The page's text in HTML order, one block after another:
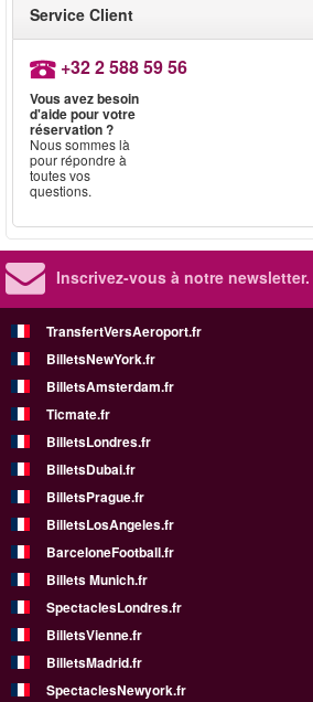
Service Client
+32 2 588 59 56
Vous avez besoin
d'aide pour votre
réservation ?
Nous sommes là
pour répondre à
toutes vos
questions.
Inscrivez-vous à notre
TransfertVersAeroport.fr
BilletsNewYork.fr
BilletsAmsterdam.fr
Ticmate.fr
BilletsLondres.fr
BilletsDubai.fr
BilletsPrague.fr
BilletsLosAngeles.fr
BarceloneFootball.fr
Billets Munich.fr
SpectaclesLondres.fr
BilletsVienne.fr
BilletsMadrid.fr
SpectaclesNewyork.fr